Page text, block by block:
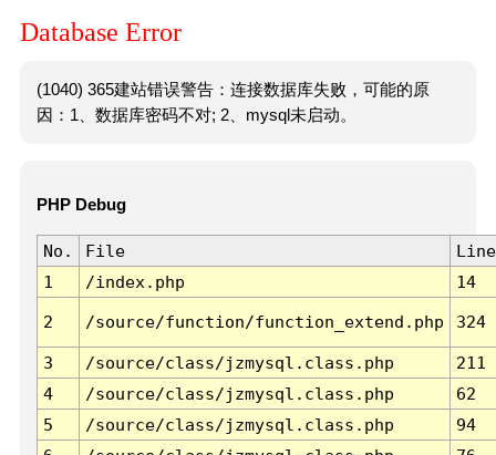
Database Error
(1040) 365建站错误警告：连接数据库失败，可能的原
因：1、数据库密码不对; 2、mysql未启动。
PHP Debug
No. File
Line
1
/index.php 14
2 /source/function/function_extend.php 324
3 /source/class/jzmysql.class.php
211
4
/source/class/jzmysql.class.php
62
5
/source/class/jzmysql.class.php
94